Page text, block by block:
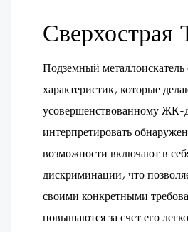
Сверхострая
Подземный
характеристик, которые
усовершенствованному ЖК-
интерпретировать
возможности включают в
дискриминации, что
своими конкретными
повышаются за счет его